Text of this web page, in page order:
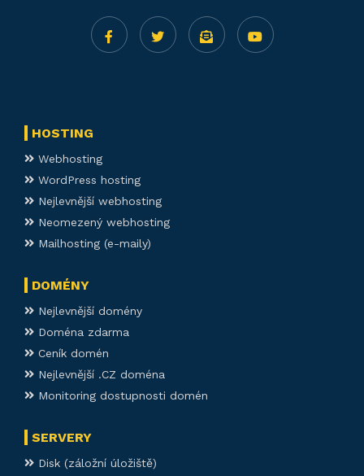
HOSTING
Webhosting
WordPress hosting
Nejlevnější webhosting
Neomezený webhosting
Mailhosting (e-maily)
DOMÉNY
Nejlevnější domény
Doména zdarma
Ceník domén
Nejlevnější .CZ doména
Monitoring dostupnosti domén
SERVERY
Disk (záložní úložiště)